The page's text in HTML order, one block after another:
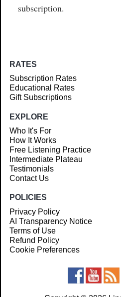
subscription.
RATES
Subscription Rates
Educational Rates
Gift Subscriptions
EXPLORE
Who It's For
How It Works
Free Listening Practice
Intermediate Plateau
Testimonials
Contact Us
POLICIES
Privacy Policy
AI Transparency Notice
Terms of Use
Refund Policy
Cookie Preferences